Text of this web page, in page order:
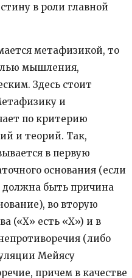
в роли главной
метафизикой, то
мышления,
Здесь стоит
и
по критерию
и теорий. Так,
в первую
основания (если
должна быть причина
во вторую
(«Х» есть «Х») и в
(либо
Мейясу
причем в качестве